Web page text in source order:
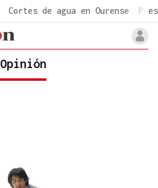
Cortes de agua en Ourense
Opinión